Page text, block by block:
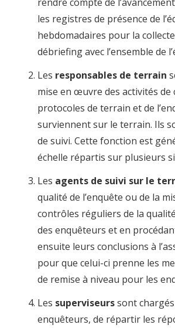
les registres de présence de
hebdomadaires pour la
débriefing avec l’ensemble de
Les responsables de terrain
mise en œuvre des activités
protocoles de terrain et de
surviennent sur le terrain. Ils
de suivi. Cette fonction est
échelle répartis sur plusieurs
Les agents de suivi sur le
qualité de l’enquête ou de la
contrôles réguliers de la
des enquêteurs et en
ensuite leurs conclusions à
pour que celui-ci prenne les
de remise à niveau pour les
Les superviseurssont
enquêteurs, de répartir les